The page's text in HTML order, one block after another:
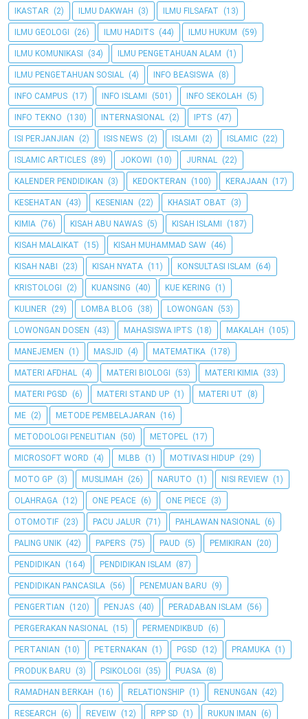
IKASTAR (2) ILMU DAKWAH (3) ILMU FILSAFAT (13)
ILMU GEOLOGI (26) ILMU HADITS (44) ILMU HUKUM (59)
ILMU KOMUNIKASI (34) ILMU PENGETAHUAN ALAM (1)
ILMU PENGETAHUAN SOSIAL (4) INFO BEASISWA (8)
INFO CAMPUS (17) INFO ISLAMI (501) INFO SEKOLAH (5)
INFO TEKNO (130) INTERNASIONAL (2) IPTS (47)
ISI PERJANJIAN (2) ISIS NEWS (2) ISLAMI (2) ISLAMIC (22)
ISLAMIC ARTICLES (89) JOKOWI (10) JURNAL (22)
KALENDER PENDIDIKAN (3) KEDOKTERAN (100) KERAJAAN (17)
KESEHATAN (43) KESENIAN (22) KHASIAT OBAT (3)
KIMIA (76) KISAH ABU NAWAS (5) KISAH ISLAMI (187)
KISAH MALAIKAT (15) KISAH MUHAMMAD SAW (46)
KISAH NABI (23) KISAH NYATA (11) KONSULTASI ISLAM (64)
KRISTOLOGI (2) KUANSING (40) KUE KERING (1)
KULINER (29) LOMBA BLOG (38) LOWONGAN (53)
LOWONGAN DOSEN (43) MAHASISWA IPTS (18) MAKALAH (105)
MANEJEMEN (1) MASJID (4) MATEMATIKA (178)
MATERI AFDHAL (4) MATERI BIOLOGI (53) MATERI KIMIA (33)
MATERI PGSD (6) MATERI STAND UP (1) MATERI UT (8)
ME (2) METODE PEMBELAJARAN (16)
METODOLOGI PENELITIAN (50) METOPEL (17)
MICROSOFT WORD (4) MLBB (1) MOTIVASI HIDUP (29)
MOTO GP (3) MUSLIMAH (26) NARUTO (1) NISI REVIEW (1)
OLAHRAGA (12) ONE PEACE (6) ONE PIECE (3)
OTOMOTIF (23) PACU JALUR (71) PAHLAWAN NASIONAL (6)
PALING UNIK (42) PAPERS (75) PAUD (5) PEMIKIRAN (20)
PENDIDIKAN (164) PENDIDIKAN ISLAM (87)
PENDIDIKAN PANCASILA (56) PENEMUAN BARU (9)
PENGERTIAN (120) PENJAS (40) PERADABAN ISLAM (56)
PERGERAKAN NASIONAL (15) PERMENDIKBUD (6)
PERTANIAN (10) PETERNAKAN (1) PGSD (12) PRAMUKA (1)
PRODUK BARU (3) PSIKOLOGI (35) PUASA (8)
RAMADHAN BERKAH (16) RELATIONSHIP (1) RENUNGAN (42)
RESEARCH (6) REVEIW (12) RPP SD (1) RUKUN IMAN (6)